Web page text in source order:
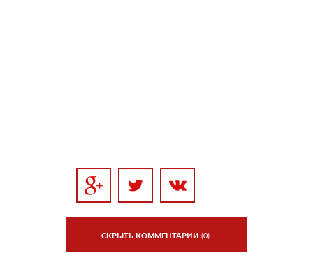
СКРЫТЬ КОММЕНТАРИИ (0)